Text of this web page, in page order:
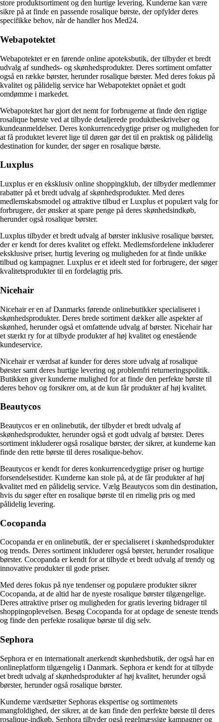
store produktsortiment og den hurtige levering. Kunderne kan være
sikre på at finde en passende rosalique børste, der opfylder deres
specifikke behov, når de handler hos Med24.
Webapotektet
Webapotektet er en førende online apoteksbutik, der tilbyder et bredt
udvalg af sundheds- og skønhedsprodukter. Deres sortiment omfatter
også en række børster, herunder rosalique børster. Med deres fokus på
kvalitet og pålidelig service har Webapotektet opnået et godt
omdømme i markedet.
Webapotektet har gjort det nemt for forbrugerne at finde den rigtige
rosalique børste ved at tilbyde detaljerede produktbeskrivelser og
kundeanmeldelser. Deres konkurrencedygtige priser og muligheden for
at få produktet leveret lige til døren gør det til en praktisk og pålidelig
destination for kunder, der søger en rosalique børste.
Luxplus
Luxplus er en eksklusiv online shoppingklub, der tilbyder medlemmer
rabatter på et bredt udvalg af skønhedsprodukter. Med deres
medlemskabsmodel og attraktive tilbud er Luxplus et populært valg for
forbrugere, der ønsker at spare penge på deres skønhedsindkøb,
herunder også rosalique børster.
Luxplus tilbyder et bredt udvalg af børster inklusive rosalique børster,
der er kendt for deres kvalitet og effekt. Medlemsfordelene inkluderer
eksklusive priser, hurtig levering og muligheden for at finde unikke
tilbud og kampagner. Luxplus er et ideelt sted for forbrugere, der søger
kvalitetsprodukter til en fordelagtig pris.
Nicehair
Nicehair er en af Danmarks førende onlinebutikker specialiseret i
skønhedsprodukter. Deres brede sortiment dækker alle aspekter af
skønhed, herunder også et omfattende udvalg af børster. Nicehair har
et stærkt ry for at tilbyde produkter af høj kvalitet og enestående
kundeservice.
Nicehair er værdsat af kunder for deres store udvalg af rosalique
børster samt deres hurtige levering og problemfri returneringspolitik.
Butikken giver kunderne mulighed for at finde den perfekte børste til
deres behov og forsikrer om, at de kun får produkter af høj kvalitet.
Beautycos
Beautycos er en onlinebutik, der tilbyder et bredt udvalg af
skønhedsprodukter, herunder også et godt udvalg af børster. Deres
sortiment inkluderer også rosalique børster, der sikrer, at kunderne kan
finde den rette børste til deres rosalique-behov.
Beautycos er kendt for deres konkurrencedygtige priser og hurtige
forsendelsestider. Kunderne kan stole på, at de får produkter af høj
kvalitet med en pålidelig service. Vælg Beautycos som din destination,
hvis du søger efter en rosalique børste til en rimelig pris og med
pålidelig levering.
Cocopanda
Cocopanda er en onlinebutik, der er specialiseret i skønhedsprodukter
og trends. Deres sortiment inkluderer også børster, herunder rosalique
børster. Cocopanda er kendt for at tilbyde et bredt udvalg af trendy og
innovative produkter til gode priser.
Med deres fokus på nye tendenser og populære produkter sikrer
Cocopanda, at de altid har de nyeste rosalique børster tilgængelige.
Deres attraktive priser og muligheden for gratis levering bidrager til
shoppingoplevelsen. Besøg Cocopanda for at opdage de seneste trends
og finde den perfekte rosalique børste til dig selv.
Sephora
Sephora er en internationalt anerkendt skønhedsbutik, der også har en
onlineplatform tilgængelig i Danmark. Sephora er kendt for at tilbyde
et bredt udvalg af skønhedsprodukter af høj kvalitet, herunder også
børster, herunder også rosalique børster.
Kunderne værdsætter Sephoras ekspertise og sortimentets
mangfoldighed, der sikrer, at de kan finde den perfekte børste til deres
rosalique-indkøb. Sephora tilbyder også regelmæssige kampagner og